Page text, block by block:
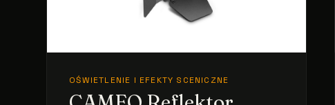
OŚWIETLENIE I EFEKTY SCENICZNE